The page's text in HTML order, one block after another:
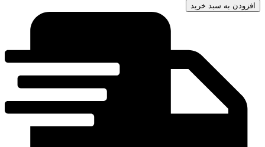
به سبد خرید